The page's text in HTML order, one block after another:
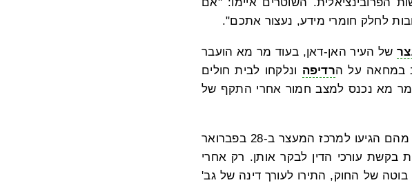
השוטרים איימו: "אם
לחלק חומרי מידע, נעצור אתכם".
של העיר האן-דאן, בעוד מר מא הועבר
במחאה על הרדיפה ונלקחו לבית חולים
מא נכנס למצב חמור אחרי התקף של
משפחתם של המתרגלים שכרה עבורם שלושה עורכי דין. שניים מהם הגיעו למרכז המעצר ב-28 בפברואר
עורכי הדין לבקר אותן. רק אחרי
של החוק, התירו לעורך דינה של גב'